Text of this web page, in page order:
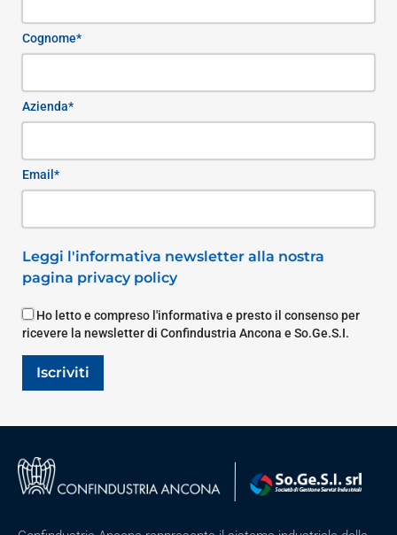
Cognome*
Azienda*
Email*
Leggi l'informativa newsletter alla nostra
pagina privacy policy
Ho letto e compreso l'informativa e presto il consenso per
ricevere la newsletter di Confindustria Ancona e So.Ge.S.I.
Iscriviti